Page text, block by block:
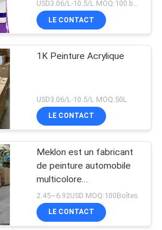
USD3.06/L-10.5/L MOQ:100 boîtes
LE CONTACT
1K Peinture Acrylique
USD3.06/L-10.5/L MOQ:50L
LE CONTACT
Meklon est un fabricant
de peinture automobile
multicolore
personnalisable
2.45~6.92USD MOQ:100Boîtes
LE CONTACT